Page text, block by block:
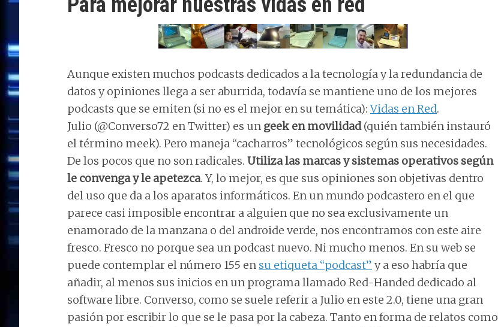
Aunque existen muchos podcasts dedicados a la tecnología y la redundancia de
datos y opiniones llega a ser aburrida, todavía se mantiene uno de los mejores
podcasts que se emiten (si no es el mejor en su temática):Vidas en Red.
Julio (@Converso72 en Twitter) es un geek en movilidad(quién también instauró
el término meek). Pero maneja “cacharros” tecnológicos según sus necesidades.
De los pocos que no son radicales. Utiliza las marcas y sistemas operativos según
le convenga y le apetezca. Y, lo mejor, es que sus opiniones son objetivas dentro
del uso que da a los aparatos informáticos. En un mundo podcastero en el que
parece casi imposible encontrar a alguien que no sea exclusivamente un
enamorado de la manzana o del androide verde, nos encontramos con este aire
fresco. Fresco no porque sea un podcast nuevo. Ni mucho menos. En su web se
puede contemplar el número 155 en su etiqueta “podcast” y a eso habría que
añadir, al menos sus inicios en un programa llamado Red-Handed dedicado al
software libre. Converso, como se suele referir a Julio en este 2.0, tiene una gran
pasión por escribir lo que se le pasa por la cabeza. Tanto en forma de relatos como